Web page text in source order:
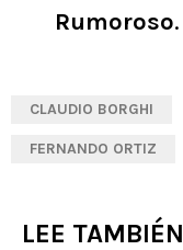
Rumoroso.
CLAUDIO BORGHI
FERNANDO ORTIZ
LEE TAMBIÉN